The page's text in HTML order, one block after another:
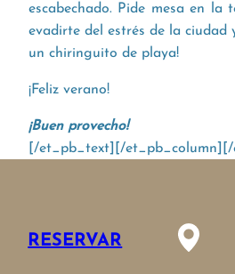
RESERVAR
escabechado. Pide mesa en la
evadirte del estrés de la ciudad
un chiringuito de playa!
¡Feliz verano!
¡Buen provecho!
[/et_pb_text][/et_pb_column][/